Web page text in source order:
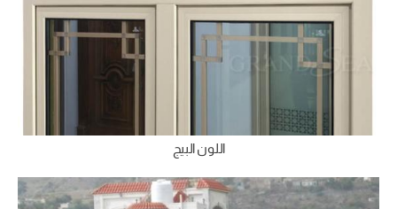
اللون البيج